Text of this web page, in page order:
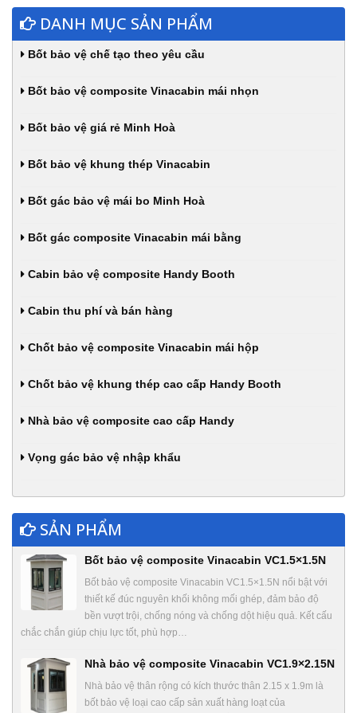
DANH MỤC SẢN PHẨM
Bốt bảo vệ chế tạo theo yêu cầu
Bốt bảo vệ composite Vinacabin mái nhọn
Bốt bảo vệ giá rẻ Minh Hoà
Bốt bảo vệ khung thép Vinacabin
Bốt gác bảo vệ mái bo Minh Hoà
Bốt gác composite Vinacabin mái bằng
Cabin bảo vệ composite Handy Booth
Cabin thu phí và bán hàng
Chốt bảo vệ composite Vinacabin mái hộp
Chốt bảo vệ khung thép cao cấp Handy Booth
Nhà bảo vệ composite cao cấp Handy
Vọng gác bảo vệ nhập khẩu
SẢN PHẨM
Bốt bảo vệ composite Vinacabin VC1.5×1.5N
Bốt bảo vệ composite Vinacabin VC1.5×1.5N nổi bật với
thiết kế đúc nguyên khối không mối ghép, đảm bảo độ
bền vượt trội, chống nóng và chống dột hiệu quả. Kết cấu
chắc chắn giúp chịu lực tốt, phù hợp…
Nhà bảo vệ composite Vinacabin VC1.9×2.15N
Nhà bảo vệ thân rộng có kích thước thân 2.15 x 1.9m là
bốt bảo vệ loại cao cấp sản xuất hàng loạt của